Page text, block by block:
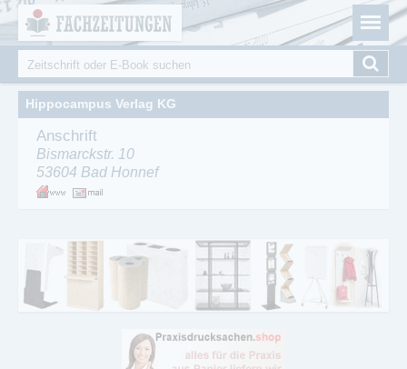
Fachzeitungen.de - Das unabhängige Portal für
Fachmagazine Fachpublikationen & eBooks
Suchformular
Suche
Hippocampus Verlag KG
Anschrift
Bismarckstr. 10
53604 Bad Honnef
Cookie-Einstellungen